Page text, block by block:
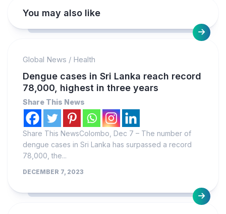
You may also like
Global News / Health
Dengue cases in Sri Lanka reach record
78,000, highest in three years
Share This News
Share This NewsColombo, Dec 7 – The number of
dengue cases in Sri Lanka has surpassed a record
78,000, the...
DECEMBER 7, 2023